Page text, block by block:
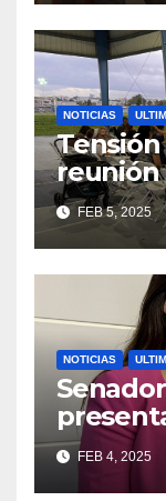
NOTICIAS
reunión
FEB 5, 2025
NOTICIAS
FEB 4, 2025